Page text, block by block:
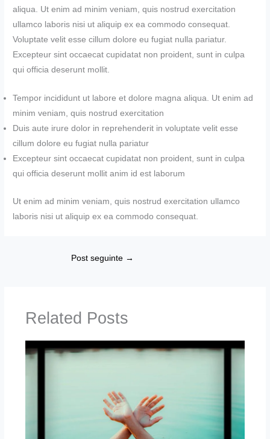
aliqua. Ut enim ad minim veniam, quis nostrud exercitation
ullamco laboris nisi ut aliquip ex ea commodo consequat.
Voluptate velit esse cillum dolore eu fugiat nulla pariatur.
Excepteur sint occaecat cupidatat non proident, sunt in culpa
qui officia deserunt mollit.
Tempor incididunt ut labore et dolore magna aliqua. Ut enim ad
minim veniam, quis nostrud exercitation
Duis aute irure dolor in reprehenderit in voluptate velit esse
cillum dolore eu fugiat nulla pariatur
Excepteur sint occaecat cupidatat non proident, sunt in culpa
qui officia deserunt mollit anim id est laborum
Ut enim ad minim veniam, quis nostrud exercitation ullamco
laboris nisi ut aliquip ex ea commodo consequat.
Post seguinte →
Related Posts